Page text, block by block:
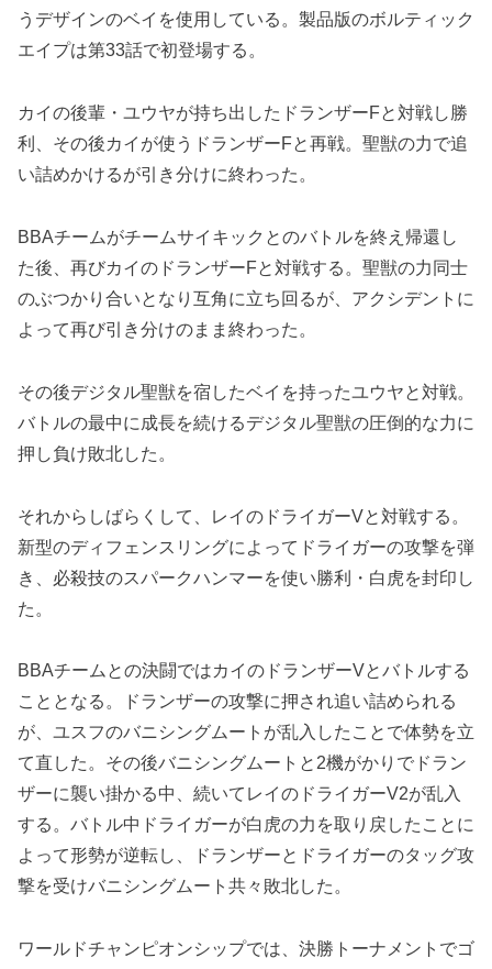
うデザインのベイを使用している。製品版のボルティック
エイプは第33話で初登場する。
カイの後輩・ユウヤが持ち出したドランザーFと対戦し勝
利、その後カイが使うドランザーFと再戦。聖獣の力で追
い詰めかけるが引き分けに終わった。
BBAチームがチームサイキックとのバトルを終え帰還し
た後、再びカイのドランザーFと対戦する。聖獣の力同士
のぶつかり合いとなり互角に立ち回るが、アクシデントに
よって再び引き分けのまま終わった。
その後デジタル聖獣を宿したベイを持ったユウヤと対戦。
バトルの最中に成長を続けるデジタル聖獣の圧倒的な力に
押し負け敗北した。
それからしばらくして、レイのドライガーVと対戦する。
新型のディフェンスリングによってドライガーの攻撃を弾
き、必殺技のスパークハンマーを使い勝利・白虎を封印し
た。
BBAチームとの決闘ではカイのドランザーVとバトルする
こととなる。ドランザーの攻撃に押され追い詰められる
が、ユスフのバニシングムートが乱入したことで体勢を立
て直した。その後バニシングムートと2機がかりでドラン
ザーに襲い掛かる中、続いてレイのドライガーV2が乱入
する。バトル中ドライガーが白虎の力を取り戻したことに
よって形勢が逆転し、ドランザーとドライガーのタッグ攻
撃を受けバニシングムート共々敗北した。
ワールドチャンピオンシップでは、決勝トーナメントでゴ